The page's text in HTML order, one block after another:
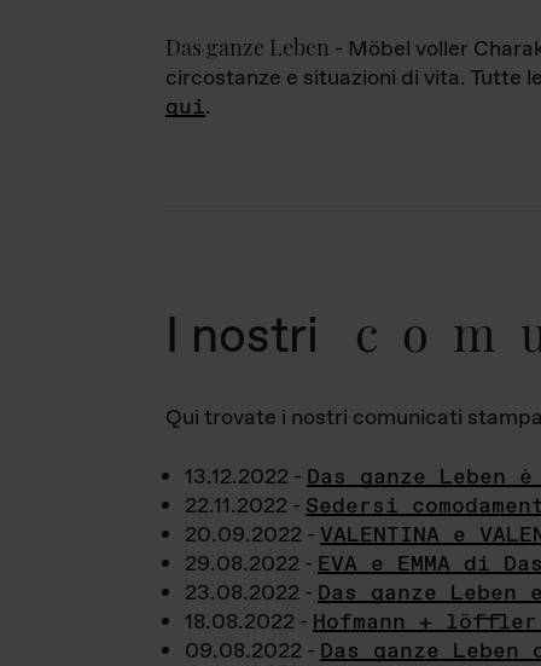
Das ganze Leben - Möbel voller
circostanze e situazioni di vita. Tutte
qui.
I nostri
Qui trovate i nostri comunicati
13.12.2022 - Das ganze
22.11.2022 - Sedersi
20.09.2022 - VALENTINA e
29.08.2022 - EVA e EMMA di
23.08.2022 - Das ganze
18.08.2022 - Hofmann +
09.08.2022 - Das ganze